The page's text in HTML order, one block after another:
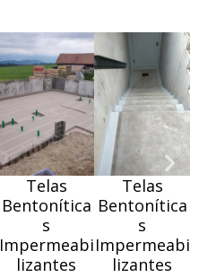
Telas
Bentonítica
s
Impermeabi
lizantes
Telas
Bentonítica
s
Impermeabi
lizantes